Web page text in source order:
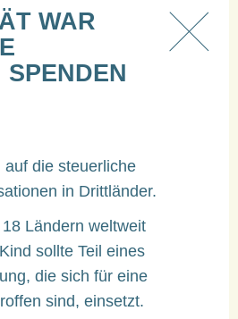
WAR
die steuerliche
in Drittländer.
Ländern weltweit
sollte Teil eines
die sich für eine
sind, einsetzt.